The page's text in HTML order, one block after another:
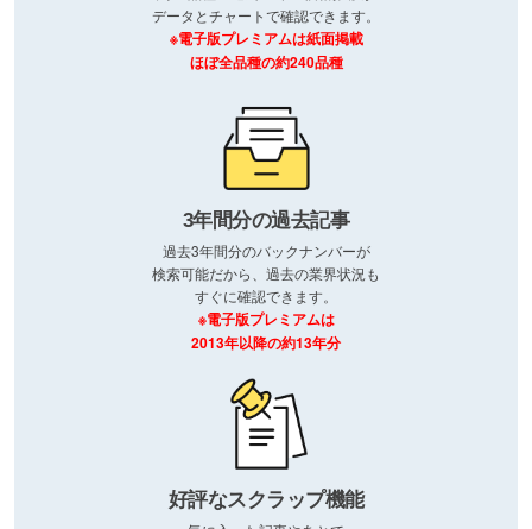
データとチャートで確認できます。
※電子版プレミアムは紙面掲載
ほぼ全品種の約240品種
3年間分の過去記事
過去3年間分のバックナンバーが
検索可能だから、過去の業界状況も
すぐに確認できます。
※電子版プレミアムは
2013年以降の約13年分
好評なスクラップ機能